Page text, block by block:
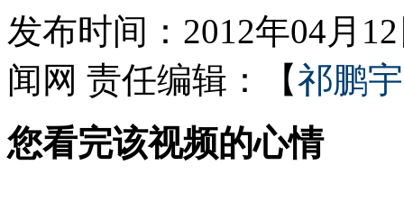
司机酒驾遇交警 急速倒车逃窜
发布时间：2012年04月
闻网 责任编辑：【祁鹏宇
您看完该视频的心情